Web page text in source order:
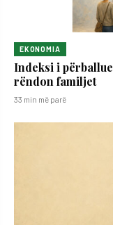
EKONOMIA
Indeksi i
rëndon familjet
33 min më parë